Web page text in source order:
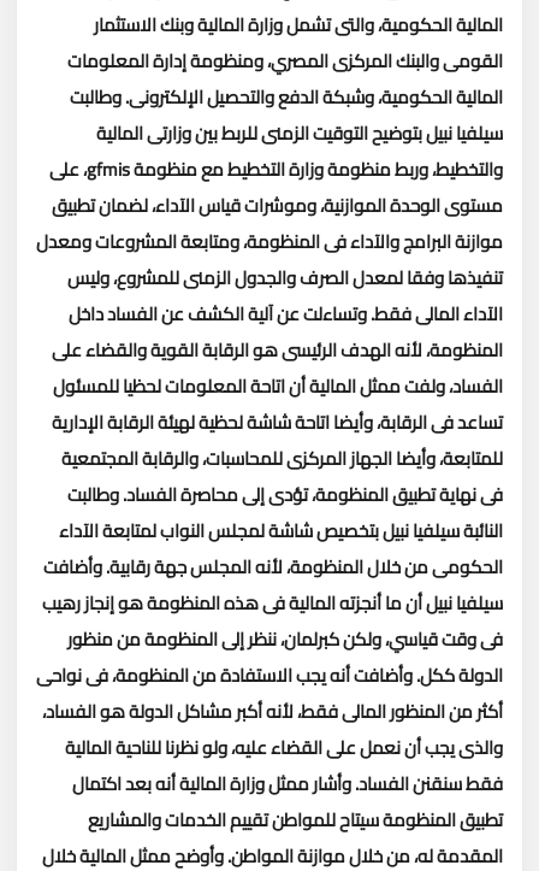
المالية الحكومية، والتى تشمل وزارة المالية وبنك الاستثمار
القومى والبنك المركزى المصري، ومنظومة إدارة المعلومات
المالية الحكومية، وشبكة الدفع والتحصيل الإلكترونى.وطالبت
سيلفيا نبيل بتوضيح التوقيت الزمنى للربط بين وزارتى المالية
والتخطيط، وربط منظومة وزارة التخطيط مع منظومةgfmis، على
مستوى الوحدة الموازنية، وموشرات قياس الآداء، لضمان تطبيق
موازنة البرامج والآداء فى المنظومة، ومتابعة المشروعات ومعدل
تنفيذها وفقا لمعدل الصرف والجدول الزمنى للمشروع، وليس
الآداء المالى فقط.وتساءلت عن آلية الكشف عن الفساد داخل
المنظومة، لأنه الهدف الرئيسى هو الرقابة القوية والقضاء على
الفساد، ولفت ممثل المالية أن اتاحة المعلومات لحظيا للمسئول
تساعد فى الرقابة، وأيضا اتاحة شاشة لحظية لهيئة الرقابة الإدارية
للمتابعة، وأيضا الجهاز المركزى للمحاسبات، والرقابة المجتمعية
فى نهاية تطبيق المنظومة، تؤدى إلى محاصرة الفساد.وطالبت
النائبة سيلفيا نبيل بتخصيص شاشة لمجلس النواب لمتابعة الآداء
الحكومى من خلال المنظومة، لأنه المجلس جهة رقابية.وأضافت
سيلفيا نبيل أن ما أنجزته المالية فى هذه المنظومة هو إنجاز رهيب
فى وقت قياسي، ولكن كبرلمان، ننظر إلى المنظومة من منظور
الدولة ككل.وأضافت أنه يجب الاستفادة من المنظومة، فى نواحى
أكثر من المنظور المالى فقط، لأنه أكبر مشاكل الدولة هو الفساد،
والذى يجب أن نعمل على القضاء عليه، ولو نظرنا للناحية المالية
فقط سنقنن الفساد.وأشار ممثل وزارة المالية أنه بعد اكتمال
تطبيق المنظومة سيتاح للمواطن تقييم الخدمات والمشاريع
المقدمة له، من خلال موازنة المواطن.وأوضح ممثل المالية خلال